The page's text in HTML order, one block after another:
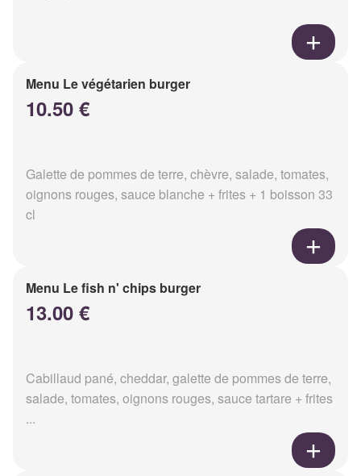
Menu Le végétarien burger
10.50 €
Galette de pommes de terre, chèvre, salade, tomates,
oignons rouges, sauce blanche + frites + 1 boisson 33
cl
Menu Le fish n' chips burger
13.00 €
Cabillaud pané, cheddar, galette de pommes de terre,
salade, tomates, oignons rouges, sauce tartare + frites
...